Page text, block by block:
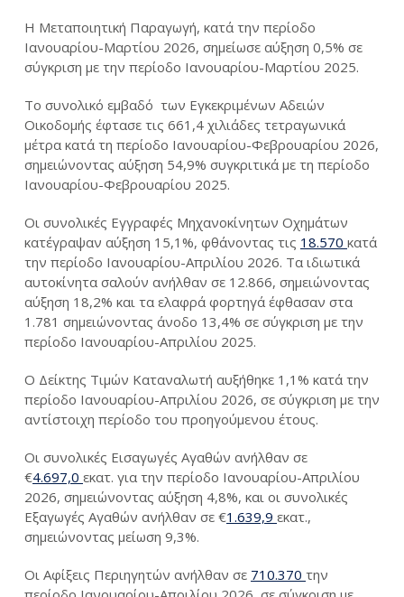
Η Μεταποιητική Παραγωγή, κατά την περίοδο
Ιανουαρίου-Μαρτίου 2026, σημείωσε αύξηση 0,5% σε
σύγκριση με την περίοδο Ιανουαρίου-Μαρτίου 2025.
Το συνολικό εμβαδό των Εγκεκριμένων Αδειών
Οικοδομής έφτασε τις 661,4 χιλιάδες τετραγωνικά
μέτρα κατά τη περίοδο Ιανουαρίου-Φεβρουαρίου 2026,
σημειώνοντας αύξηση 54,9% συγκριτικά με τη περίοδο
Ιανουαρίου-Φεβρουαρίου 2025.
Οι συνολικές Εγγραφές Μηχανοκίνητων Οχημάτων
κατέγραψαν αύξηση 15,1%, φθάνοντας τις 18.570 κατά
την περίοδο Ιανουαρίου-Απριλίου 2026. Τα ιδιωτικά
αυτοκίνητα σαλούν ανήλθαν σε 12.866, σημειώνοντας
αύξηση 18,2% και τα ελαφρά φορτηγά έφθασαν στα
1.781 σημειώνοντας άνοδο 13,4% σε σύγκριση με την
περίοδο Ιανουαρίου-Απριλίου 2025.
Ο Δείκτης Τιμών Καταναλωτή αυξήθηκε 1,1% κατά την
περίοδο Ιανουαρίου-Απριλίου 2026, σε σύγκριση με την
αντίστοιχη περίοδο του προηγούμενου έτους.
Οι συνολικές Εισαγωγές Αγαθών ανήλθαν σε
€4.697,0 εκατ. για την περίοδο Ιανουαρίου-Απριλίου
2026, σημειώνοντας αύξηση 4,8%, και οι συνολικές
Εξαγωγές Αγαθών ανήλθαν σε €1.639,9 εκατ.,
σημειώνοντας μείωση 9,3%.
Οι Αφίξεις Περιηγητών ανήλθαν σε 710.370 την